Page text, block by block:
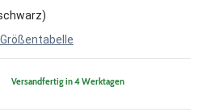
Größentabelle
Versandfertig in 4 Werktagen